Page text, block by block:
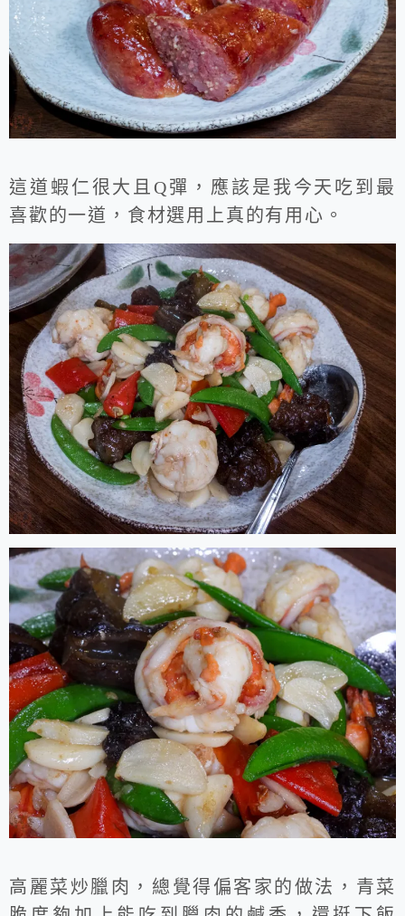
這道蝦仁很大且Q彈，應該是我今天吃到最
喜歡的一道，食材選用上真的有用心。
高麗菜炒臘肉，總覺得偏客家的做法，青菜